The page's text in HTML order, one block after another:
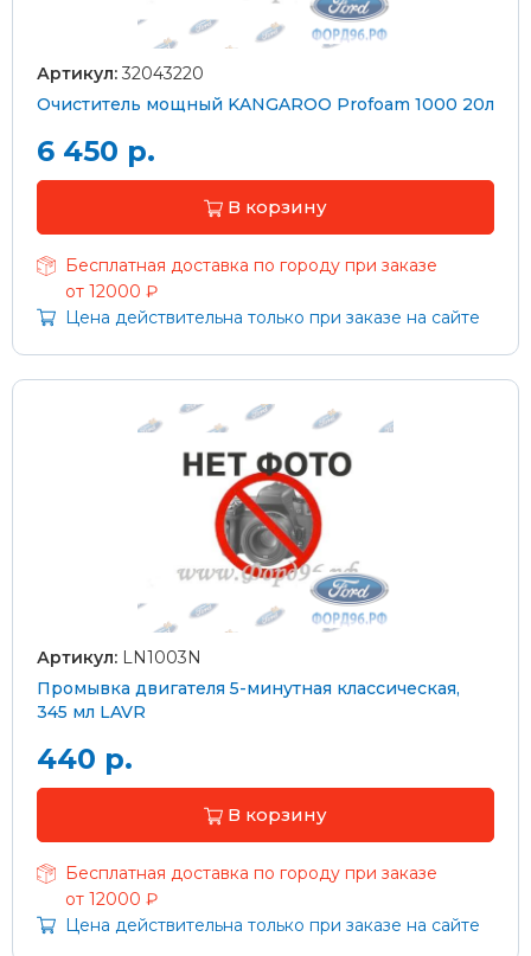
Артикул: 32043220
Очиститель мощный KANGAROO Profoam 1000 20л
6 450 р.
В корзину
Бесплатная доставка по городу при заказе
от 12000 ₽
Цена действительна только при заказе на сайте
Артикул: LN1003N
Промывка двигателя 5-минутная классическая,
345 мл LAVR
440 р.
В корзину
Бесплатная доставка по городу при заказе
от 12000 ₽
Цена действительна только при заказе на сайте